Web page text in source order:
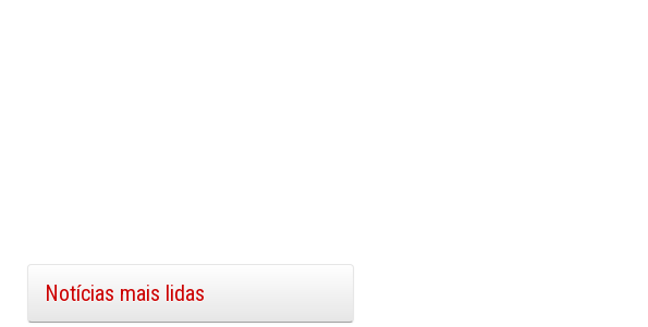
Notícias mais lidas